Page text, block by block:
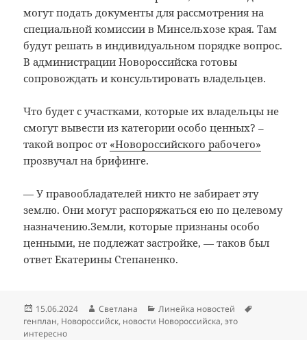
могут подать документы для рассмотрения на
специальной комиссии в Минсельхозе края. Там
будут решать в индивидуальном порядке вопрос.
В администрации Новороссийска готовы
сопровождать и консультировать владельцев.
Что будет с участками, которые их владельцы не
смогут вывести из категории особо ценных? –
такой вопрос от «Новороссийского рабочего»
прозвучал на брифинге.
— У правообладателей никто не забирает эту
землю. Они могут распоряжаться ею по целевому
назначению.Земли, которые признаны особо
ценными, не подлежат застройке, — таков был
ответ Екатерины Степаненко.
Опубликовано
15.06.2024 Автор
Светлана Рубрики
Линейка новостей
генплан, Новороссийск, новости Новороссийска,это
интересно